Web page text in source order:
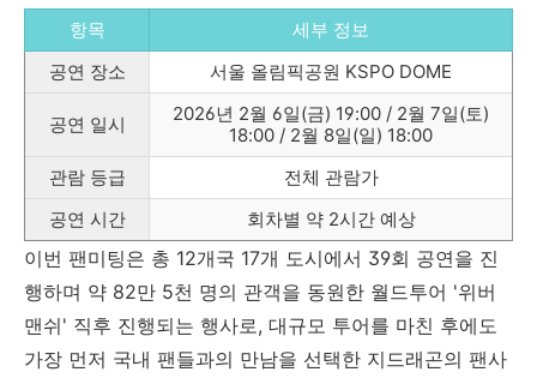
항목
세부 정보
공연 장소
서울 올림픽공원 KSPO DOME
공연 일시
2026년 2월 6일(금) 19:00 / 2월 7일(토)
18:00 / 2월 8일(일) 18:00
관람 등급
전체 관람가
공연 시간
회차별 약 2시간 예상
이번 팬미팅은 총 12개국 17개 도시에서 39회 공연을 진
행하며 약 82만 5천 명의 관객을 동원한 월드투어 '위버
맨쉬' 직후 진행되는 행사로, 대규모 투어를 마친 후에도
가장 먼저 국내 팬들과의 만남을 선택한 지드래곤의 팬사